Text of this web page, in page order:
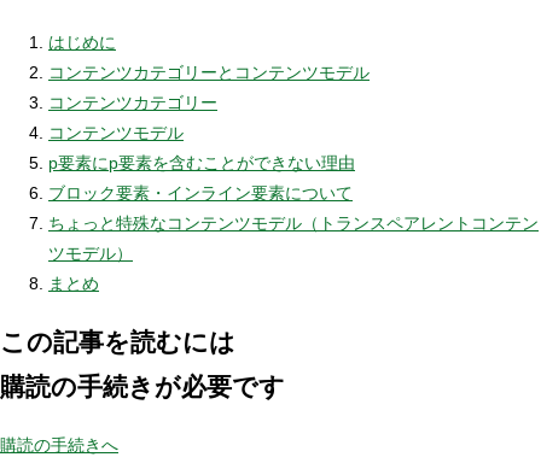
はじめに
コンテンツカテゴリーとコンテンツモデル
コンテンツカテゴリー
コンテンツモデル
p要素にp要素を含むことができない理由
ブロック要素・インライン要素について
ちょっと特殊なコンテンツモデル（トランスペアレントコンテン
ツモデル）
まとめ
この記事を読むには
購読の手続きが必要です
購読の手続きへ